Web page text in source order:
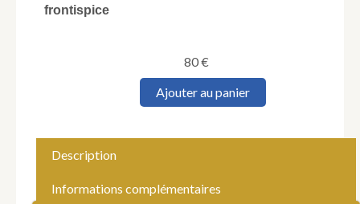
frontispice
80€
quantité
Genèse
de
Ajouter au panier
Description
Informations complémentaires